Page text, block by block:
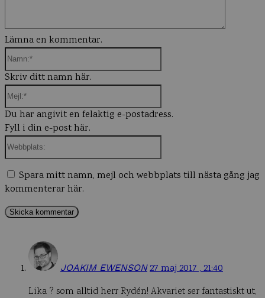
JOAKIM EWENSON 27 maj 2017 , 21:40
Lika ? som alltid herr Rydén! Akvariet ser fantastiskt ut,
Lämna en kommentar.
Skriv ditt namn här.
Du har angivit en felaktig e-postadress.
Fyll i din e-post här.
Spara mitt namn, mejl och webbplats till nästa gång jag
kommenterar här.